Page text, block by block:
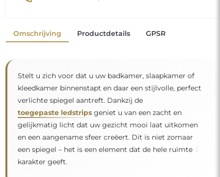
Omschrijving Productdetails GPSR
Stelt u zich voor dat u uw badkamer, slaapkamer of
kleedkamer binnenstapt en daar een stijlvolle, perfect
verlichte spiegel aantreft. Dankzij de
toegepaste ledstripsgeniet u van een zacht en
gelijkmatig licht dat uw gezicht mooi laat uitkomen
en een aangename sfeer creëert. Dit is niet zomaar
een spiegel – het is een element dat de hele ruimte
karakter geeft.
“